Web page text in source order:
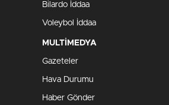
Bilardo İddaa
Voleybol İddaa
MULTİMEDYA
Gazeteler
Hava Durumu
Haber Gönder